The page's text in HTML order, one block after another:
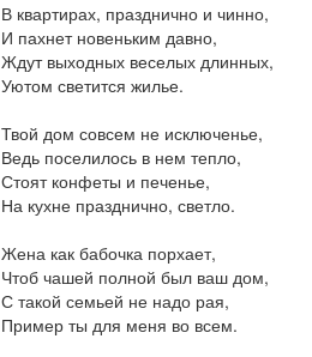
В квартирах, празднично и чинно,
И пахнет новеньким давно,
Ждут выходных веселых длинных,
Уютом светится жилье.
Твой дом совсем не исключенье,
Ведь поселилось в нем тепло,
Стоят конфеты и печенье,
На кухне празднично, светло.
Жена как бабочка порхает,
Чтоб чашей полной был ваш дом,
С такой семьей не надо рая,
Пример ты для меня во всем.